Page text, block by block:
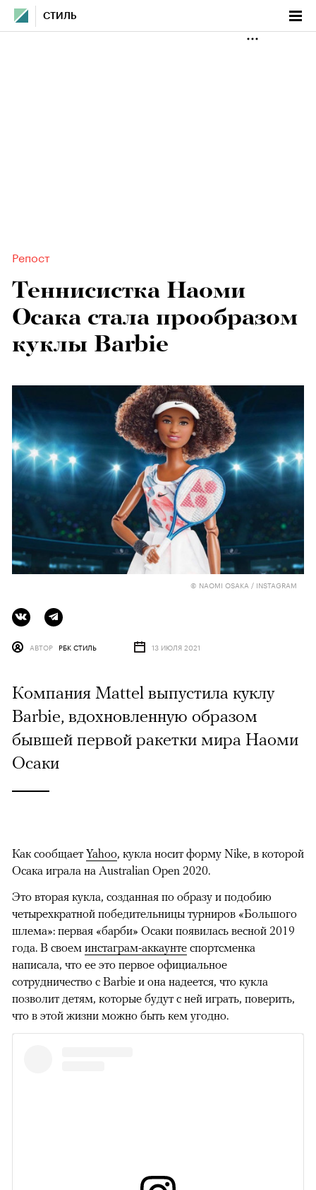
СТИЛЬ
Репост
Теннисистка Наоми
Осака стала прообразом
куклы Barbie
© NAOMI OSAKA / INSTAGRAM
АВТОР РБК СТИЛЬ 13 ИЮЛЯ 2021
Компания Mattel выпустила куклу
Barbie, вдохновленную образом
бывшей первой ракетки мира Наоми
Осаки
Как сообщает Yahoo, кукла носит форму Nike, в которой
Осака играла на Australian Open 2020.
Это вторая кукла, созданная по образу и подобию
четырехкратной победительницы турниров «Большого
шлема»: первая «барби» Осаки появилась весной 2019
года. В своем инстаграм-аккаунте спортсменка
написала, что ее это первое официальное
сотрудничество с Barbie и она надеется, что кукла
позволит детям, которые будут с ней играть, поверить,
что в этой жизни можно быть кем угодно.